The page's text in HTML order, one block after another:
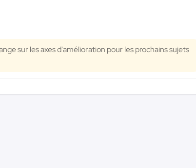
sur les axes d'amélioration pour les prochains sujets